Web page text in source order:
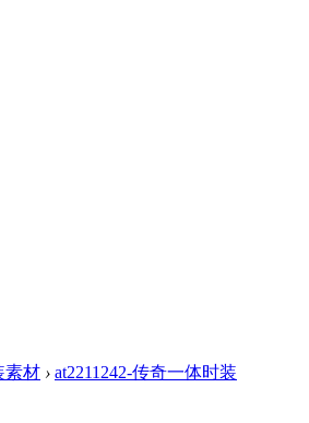
素材 › at2211242-传奇一体时装